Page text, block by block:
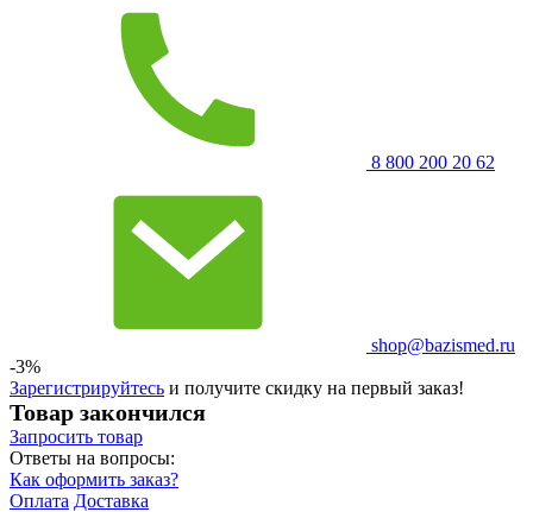
8 800 200 20 62
shop@bazismed.ru
-3%
Зарегистрируйтесь и получите скидку на первый заказ!
Товар закончился
Запросить товар
Ответы на вопросы:
Как оформить заказ?
Оплата Доставка